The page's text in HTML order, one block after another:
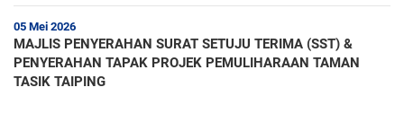
05 Mei 2026
MAJLIS PENYERAHAN SURAT SETUJU TERIMA (SST) &
PENYERAHAN TAPAK PROJEK PEMULIHARAAN TAMAN
TASIK TAIPING